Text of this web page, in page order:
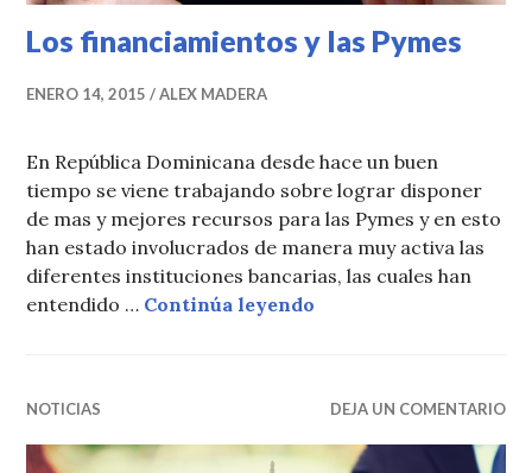
Los financiamientos y las Pymes
ENERO 14, 2015 ALEX MADERA
En República Dominicana desde hace un buen
tiempo se viene trabajando sobre lograr disponer
de mas y mejores recursos para las Pymes y en esto
han estado involucrados de manera muy activa las
diferentes instituciones bancarias, las cuales han
entendido … Continúa leyendo
NOTICIAS DEJA UN COMENTARIO